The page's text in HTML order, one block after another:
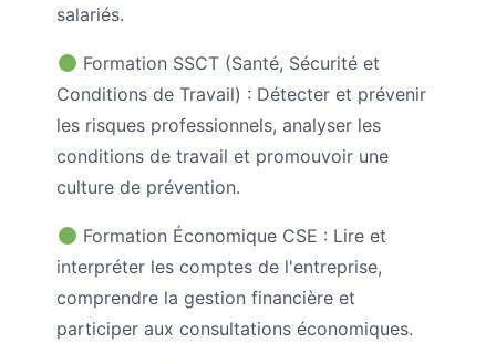
salariés.
Formation SSCT (Santé, Sécurité et
Conditions de Travail) : Détecter et prévenir
les risques professionnels, analyser les
conditions de travail et promouvoir une
culture de prévention.
Formation Économique CSE : Lire et
interpréter les comptes de l'entreprise,
comprendre la gestion financière et
participer aux consultations économiques.